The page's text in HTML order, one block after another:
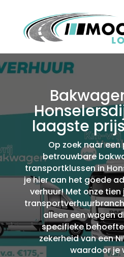
laagste
Op zoek naar
betrouwbare
transportklussen in
je hier aan het goede
verhuur! Met onze
alleen een wagen
specifieke
zekerheid van een
waardoor je